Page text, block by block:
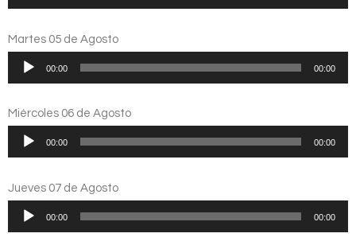
audio
Martes 05 de Agosto
Reproductor
audio
00:00 00:00
Miércoles 06 de Agosto
Reproductor
audio
00:00 00:00
Jueves 07 de Agosto
Reproductor
00:00 00:00